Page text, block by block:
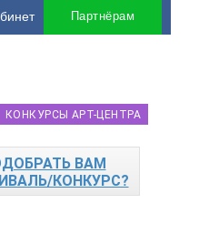
Партнёрам
КОНКУРСЫ АРТ-ЦЕНТРА
ВАМ
КОНКУРС?